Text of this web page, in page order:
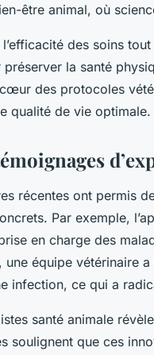
être animal, où
des soins
la santé
des protocoles
qualité de vie optimale.
récentes ont permis
Par exemple,
en charge des
une équipe vétérinaire
infection, ce qui a
santé animale
soulignent que ces